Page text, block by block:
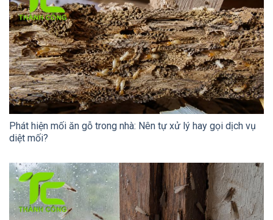
Phát hiện mối ăn gỗ trong nhà: Nên tự xử lý hay gọi dịch vụ
diệt mối?